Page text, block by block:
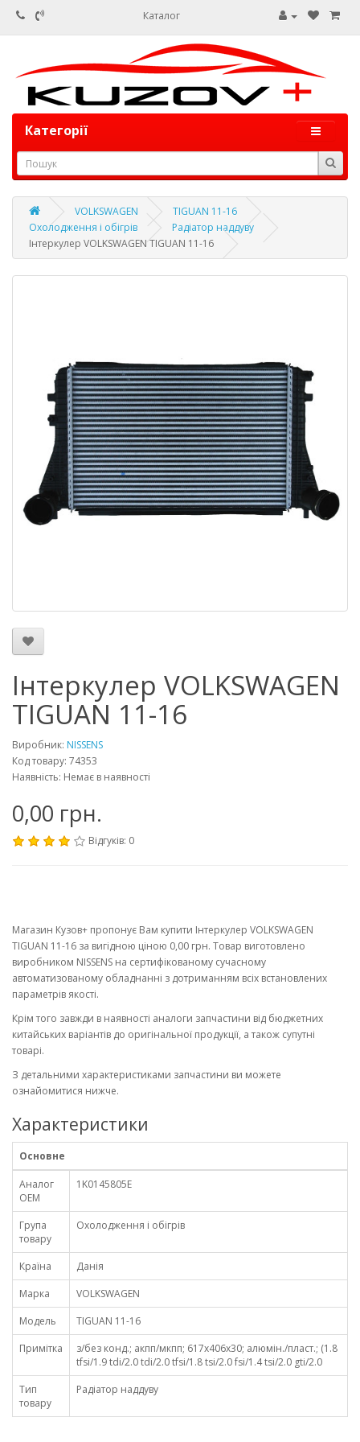
Каталог
Категорії
VOLKSWAGEN
TIGUAN 11-16
Охолодження і обігрів
Радіатор наддуву
Інтеркулер VOLKSWAGEN TIGUAN 11-16
Інтеркулер VOLKSWAGEN
TIGUAN 11-16
Виробник: NISSENS
Код товару: 74353
Наявність: Немає в наявності
0,00 грн.
Відгуків: 0
Магазин Кузов+ пропонує Вам купити Інтеркулер VOLKSWAGEN
TIGUAN 11-16 за вигідною ціною 0,00 грн. Товар виготовлено
виробником NISSENS на сертифікованому сучасному
автоматизованому обладнанні з дотриманням всіх встановлених
параметрів якості.
Крім того завжди в наявності аналоги запчастини від бюджетних
китайських варіантів до оригінальної продукції, а також супутні
товарі.
З детальними характеристиками запчастини ви можете
ознайомитися нижче.
Характеристики
Основне
Аналог
OEM
1K0145805E
Група
товару
Охолодження і обігрів
Країна
Данія
Марка
VOLKSWAGEN
Модель
TIGUAN 11-16
Примітка
з/без конд.; акпп/мкпп; 617x406x30; алюмін./пласт.; (1.8
tfsi/1.9 tdi/2.0 tdi/2.0 tfsi/1.8 tsi/2.0 fsi/1.4 tsi/2.0 gti/2.0
Тип
товару
Радіатор наддуву